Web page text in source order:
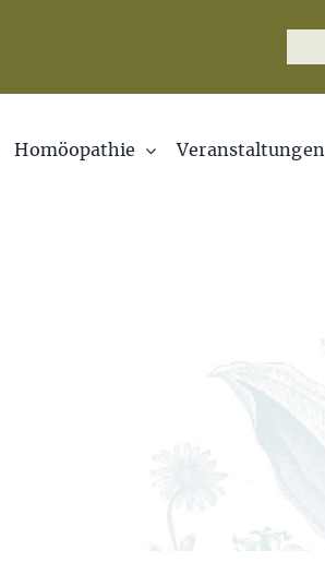
Homöopathie Veranstaltungen